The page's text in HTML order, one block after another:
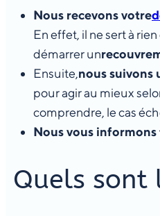
Nous recevons votre
En effet, il ne sert à
démarrer un
Ensuite,nous suivons
pour agir au mieux
comprendre, le cas
Nous vous
Quels sont